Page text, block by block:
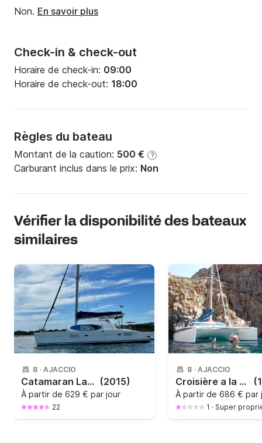
Puissance moteur:36cv
Check-in & check-out
Horaire de check-in: 09:00
Horaire de check-out: 18:00
Règles du bateau
Montant de la caution: 500 € ?
Carburant inclus dans le prix: Non
Non. En savoir plus
Vérifier la disponibilité des bateaux
similaires
8 · AJACCIO
Catamaran Lagoon 380 (2015)
À partir de 629 € par jour
22
8 · AJACCIO
Croisière a la semaine en Corse du sud
À partir de 686 € par
1 · Super